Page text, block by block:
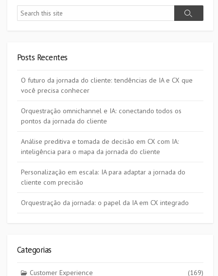
Search
Search
Posts Recentes
O futuro da jornada do cliente: tendências de IA e CX que
você precisa conhecer
Orquestração omnichannel e IA: conectando todos os
pontos da jornada do cliente
Análise preditiva e tomada de decisão em CX com IA:
inteligência para o mapa da jornada do cliente
Personalização em escala: IA para adaptar a jornada do
cliente com precisão
Orquestração da jornada: o papel da IA em CX integrado
Categorias
Customer Experience (169)